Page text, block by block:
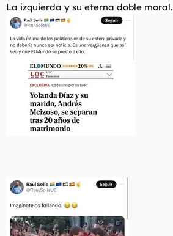
La izquierda y su eterna doble moral.